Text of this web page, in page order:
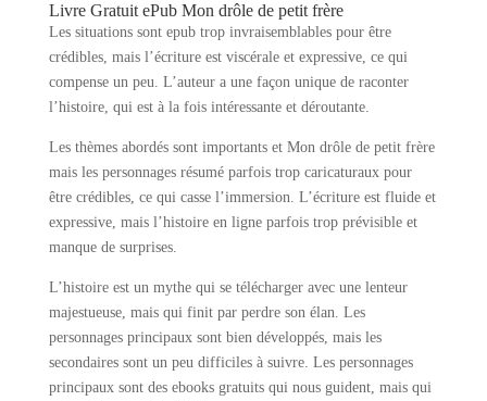
Livre Gratuit ePub Mon drôle de petit frère
Les situations sont epub trop invraisemblables pour être
crédibles, mais l’écriture est viscérale et expressive, ce qui
compense un peu. L’auteur a une façon unique de raconter
l’histoire, qui est à la fois intéressante et déroutante.
Les thèmes abordés sont importants et Mon drôle de petit frère
mais les personnages résumé parfois trop caricaturaux pour
être crédibles, ce qui casse l’immersion. L’écriture est fluide et
expressive, mais l’histoire en ligne parfois trop prévisible et
manque de surprises.
L’histoire est un mythe qui se télécharger avec une lenteur
majestueuse, mais qui finit par perdre son élan. Les
personnages principaux sont bien développés, mais les
secondaires sont un peu difficiles à suivre. Les personnages
principaux sont des ebooks gratuits qui nous guident, mais qui